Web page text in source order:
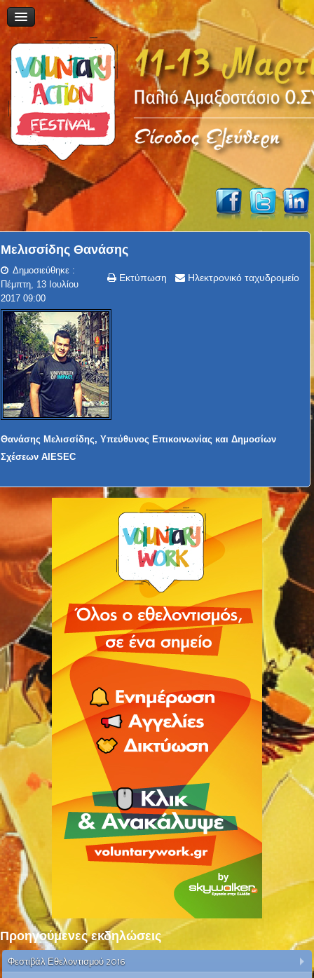
Μελισσίδης Θανάσης
Εκτύπωση Ηλεκτρονικό ταχυδρομείο
Δημοσιεύθηκε :
Πέμπτη, 13 Ιουλίου
2017 09:00
Θανάσης Μελισσίδης, Υπεύθυνος Επικοινωνίας και Δημοσίων
Σχέσεων AIESEC
Προηγούμενες εκδηλώσεις
Φεστιβάλ Εθελοντισμού 2016